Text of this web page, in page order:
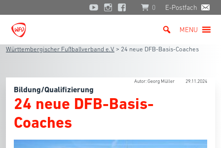
0 E-Postfach
MENU
Württembergischer Fußballverband e.V. > 24 neue DFB-Basis-Coaches
Autor: Georg Müller 29.11.2024
Bildung/Qualifizierung
24 neue DFB-Basis-
Coaches